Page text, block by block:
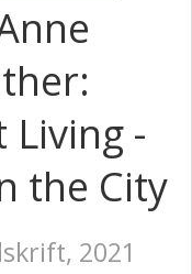
Living -
the City
2021